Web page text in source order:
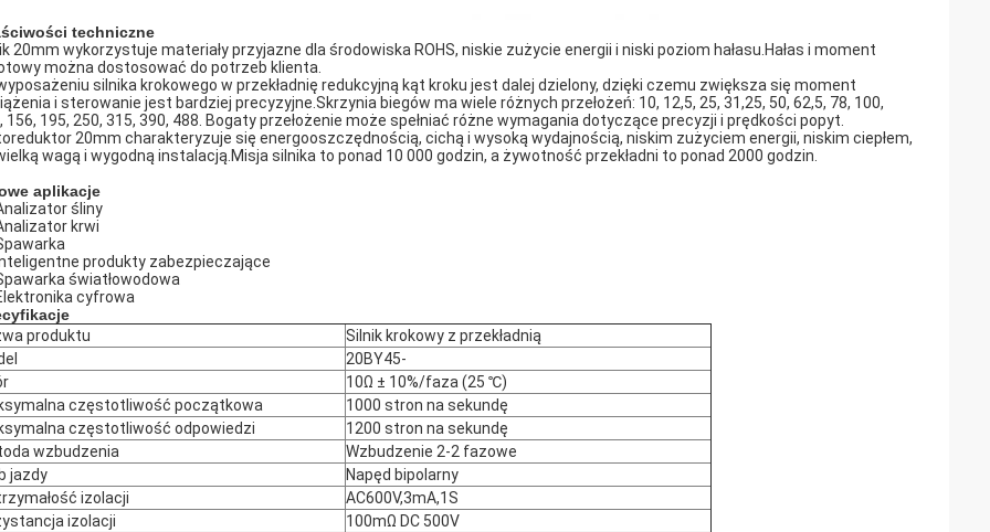
techniczne
20mm wykorzystuje materiały przyjazne dla środowiska ROHS, niskie zużycie energii i niski poziom hałasu.Hałas i moment
można dostosować do potrzeb klienta.
silnika krokowego w przekładnię redukcyjną kąt kroku jest dalej dzielony, dzięki czemu zwiększa się moment
i sterowanie jest bardziej precyzyjne.Skrzynia biegów ma wiele różnych przełożeń: 10, 12,5, 25, 31,25, 50, 62,5, 78, 100,
156, 195, 250, 315, 390, 488. Bogaty przełożenie może spełniać różne wymagania dotyczące precyzji i prędkości popyt.
20mm charakteryzuje się energooszczędnością, cichą i wysoką wydajnością, niskim zużyciem energii, niskim ciepłem,
wagą i wygodną instalacją.Misja silnika to ponad 10 000 godzin, a żywotność przekładni to ponad 2000 godzin.
aplikacje
śliny
krwi
produkty zabezpieczające
światłowodowa
cyfrowa
produktu
Silnik krokowy z przekładnią
20BY45-
10Ω ± 10%/faza (25 ℃)
częstotliwość początkowa
1000 stron na sekundę
częstotliwość odpowiedzi
1200 stron na sekundę
wzbudzenia
Wzbudzenie 2-2 fazowe
jazdy
Napęd bipolarny
izolacji
AC600V,3mA,1S
izolacji
100mΩ DC 500V